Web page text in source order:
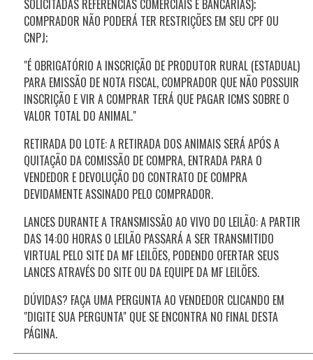
SOLICITADAS REFERÊNCIAS COMERCIAIS E BANCÁRIAS);
COMPRADOR NÃO PODERÁ TER RESTRIÇÕES EM SEU CPF OU
CNPJ;
"É OBRIGATÓRIO A INSCRIÇÃO DE PRODUTOR RURAL (ESTADUAL)
PARA EMISSÃO DE NOTA FISCAL, COMPRADOR QUE NÃO POSSUIR
INSCRIÇÃO E VIR A COMPRAR TERÁ QUE PAGAR ICMS SOBRE O
VALOR TOTAL DO ANIMAL."
RETIRADA DO LOTE: A RETIRADA DOS ANIMAIS SERÁ APÓS A
QUITAÇÃO DA COMISSÃO DE COMPRA, ENTRADA PARA O
VENDEDOR E DEVOLUÇÃO DO CONTRATO DE COMPRA
DEVIDAMENTE ASSINADO PELO COMPRADOR.
LANCES DURANTE A TRANSMISSÃO AO VIVO DO LEILÃO: A PARTIR
DAS 14:00 HORAS O LEILÃO PASSARÁ A SER TRANSMITIDO
VIRTUAL PELO SITE DA MF LEILÕES, PODENDO OFERTAR SEUS
LANCES ATRAVÉS DO SITE OU DA EQUIPE DA MF LEILÕES.
DÚVIDAS? FAÇA UMA PERGUNTA AO VENDEDOR CLICANDO EM
"DIGITE SUA PERGUNTA" QUE SE ENCONTRA NO FINAL DESTA
PÁGINA.